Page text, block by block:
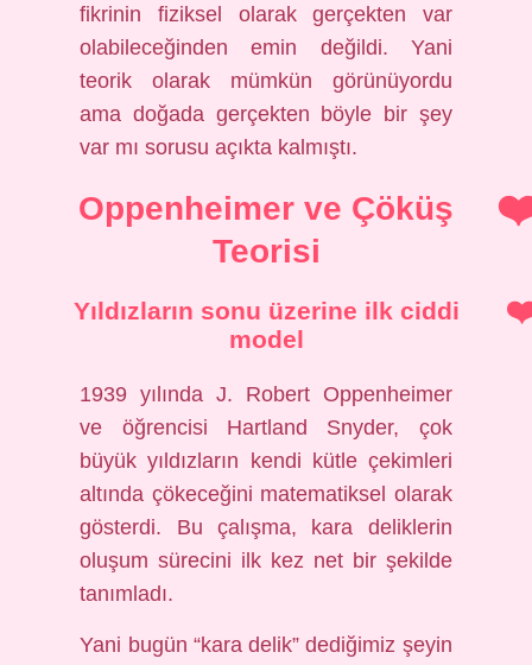
fikrinin fiziksel olarak gerçekten var
olabileceğinden emin değildi. Yani
teorik olarak mümkün görünüyordu
ama doğada gerçekten böyle bir şey
var mı sorusu açıkta kalmıştı.
Oppenheimer ve Çöküş
Teorisi
Yıldızların sonu üzerine ilk ciddi
model
1939 yılında J. Robert Oppenheimer
ve öğrencisi Hartland Snyder, çok
büyük yıldızların kendi kütle çekimleri
altında çökeceğini matematiksel olarak
gösterdi. Bu çalışma, kara deliklerin
oluşum sürecini ilk kez net bir şekilde
tanımladı.
Yani bugün “kara delik” dediğimiz şeyin